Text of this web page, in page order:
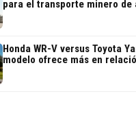
para el transporte minero de
Honda WR-V versus Toyota
modelo ofrece más en